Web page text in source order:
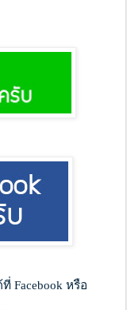
Facebook หรือ